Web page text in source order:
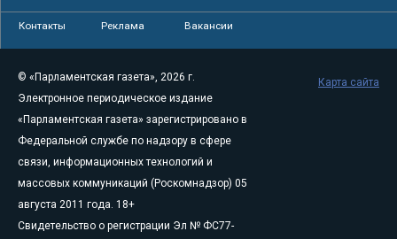
Контакты Реклама Вакансии
© «Парламентская газета», 2026 г.
Электронное периодическое издание
«Парламентская газета» зарегистрировано в
Федеральной службе по надзору в сфере
связи, информационных технологий и
массовых коммуникаций (Роскомнадзор) 05
августа 2011 года. 18+
Свидетельство о регистрации Эл № ФС77-
Карта сайта